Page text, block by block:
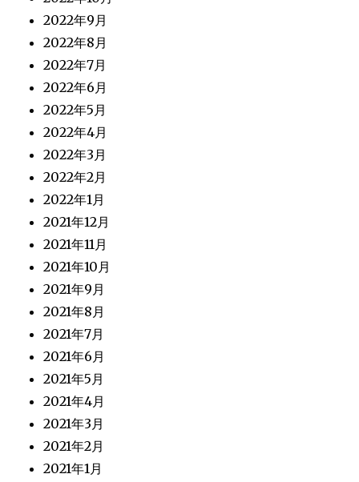
2022年9月
2022年8月
2022年7月
2022年6月
2022年5月
2022年4月
2022年3月
2022年2月
2022年1月
2021年12月
2021年11月
2021年10月
2021年9月
2021年8月
2021年7月
2021年6月
2021年5月
2021年4月
2021年3月
2021年2月
2021年1月